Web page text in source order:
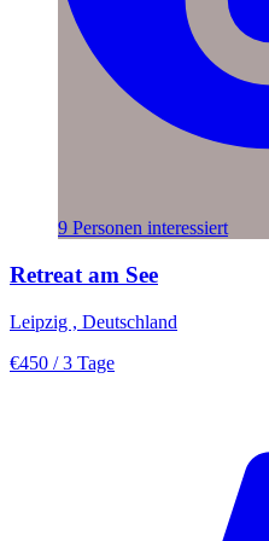
9 Personen interessiert
Retreat am See
Leipzig , Deutschland
€450 / 3 Tage